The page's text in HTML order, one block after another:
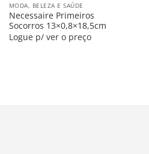
MODA, BELEZA E SAÚDE
Necessaire Primeiros
Socorros 13×0,8×18,5cm
Logue p/ ver o preço